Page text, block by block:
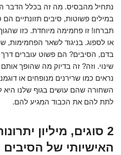
נתחיל מהבסיס. מה זה בכלל הדבר
במילים פשוטות, סיבים תזונתיים
תברחו! זו פחמימה מיוחדת. כזו
או לספוג. בניגוד לשאר הפחמימות,
בדם, הסיבים? הם פשוט עוברים
שינוי. וזה? זה בדיוק מה שהופך
נראים כמו שרירנים מנופחים או
השחורה שהם עושים בגוף שלנו היא
לתת להם את הכבוד המגיע להם.
2 סוגים, מיליון
האישיותי של